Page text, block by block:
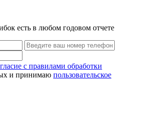
есть в любом годовом отчете
с правилами обработки
и принимаю пользовательское